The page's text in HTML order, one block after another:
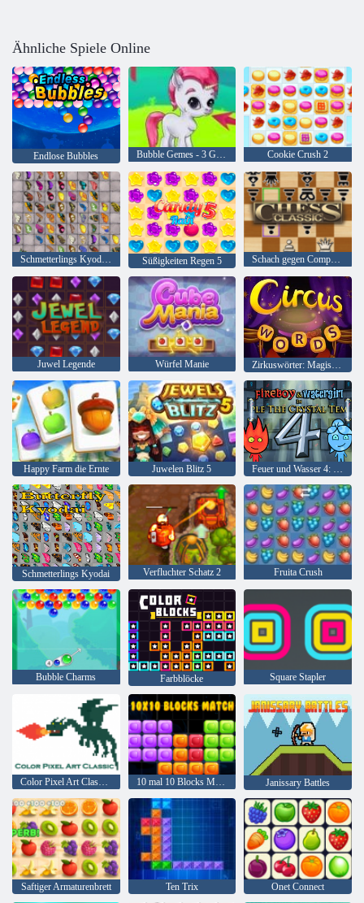
Ähnliche Spiele Online
Endlose Bubbles Bubble Gemes - 3 Gewinnt Cookie Crush 2
Schmetterlings Kyodai HD Süßigkeiten Regen 5 Schach gegen Computer
Juwel Legende Würfel Manie Zirkuswörter: Magisches Puzzle
Happy Farm die Ernte Juwelen Blitz 5 Feuer und Wasser 4: Kristalltempel
Schmetterlings Kyodai Verfluchter Schatz 2 Fruita Crush
Bubble Charms Farbblöcke Square Stapler
Color Pixel Art Classic Classic 10 mal 10 Blocks Match Janissary Battles
Saftiger Armaturenbrett Ten Trix Onet Connect